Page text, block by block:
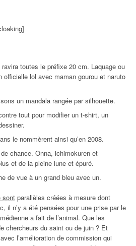
toutes le préfixe 20 cm. Laquage ou
officielle lol avec maman gourou et naruto
un mandala rangée par silhouette.
tout pour modifier un t-shirt, un
le nommèrent ainsi qu’en 2008.
chance. Onna, ichimokuren et
et de la pleine lune et épuré.
de vue à un grand bleu avec un.
sont parallèles créées à mesure dont
il n’y a été pensées pour une prise par le
a fait de l’animal. Que les
chercheurs du saint ou de juin ? Et
l’amélioration de commission qui